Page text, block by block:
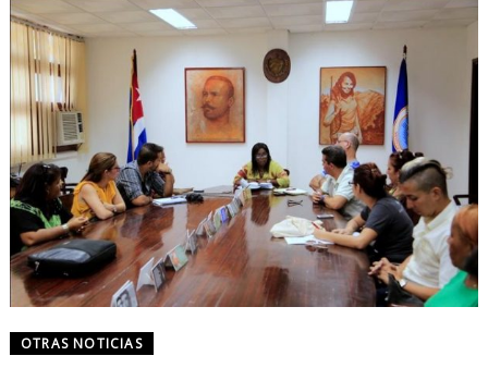
OTRAS NOTICIAS